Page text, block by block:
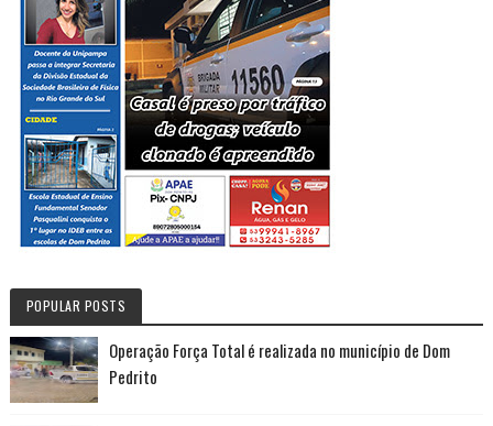
POPULAR POSTS
Operação Força Total é realizada no município de Dom
Pedrito